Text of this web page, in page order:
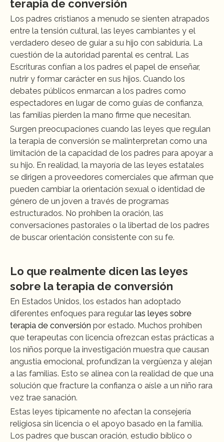
terapia de conversión
Los padres cristianos a menudo se sienten atrapados
entre la tensión cultural, las leyes cambiantes y el
verdadero deseo de guiar a su hijo con sabiduría. La
cuestión de la autoridad parental es central. Las
Escrituras confían a los padres el papel de enseñar,
nutrir y formar carácter en sus hijos. Cuando los
debates públicos enmarcan a los padres como
espectadores en lugar de como guías de confianza,
las familias pierden la mano firme que necesitan.
Surgen preocupaciones cuando las leyes que regulan
la terapia de conversión se malinterpretan como una
limitación de la capacidad de los padres para apoyar a
su hijo. En realidad, la mayoría de las leyes estatales
se dirigen a proveedores comerciales que afirman que
pueden cambiar la orientación sexual o identidad de
género de un joven a través de programas
estructurados. No prohíben la oración, las
conversaciones pastorales o la libertad de los padres
de buscar orientación consistente con su fe.
Lo que realmente dicen las leyes
sobre la terapia de conversión
En Estados Unidos, los estados han adoptado
diferentes enfoques para regular las leyes sobre
terapia de conversión por estado. Muchos prohíben
que terapeutas con licencia ofrezcan estas prácticas a
los niños porque la investigación muestra que causan
angustia emocional, profundizan la vergüenza y alejan
a las familias. Esto se alinea con la realidad de que una
solución que fracture la confianza o aísle a un niño rara
vez trae sanación.
Estas leyes típicamente no afectan la consejería
religiosa sin licencia o el apoyo basado en la familia.
Los padres que buscan oración, estudio bíblico o